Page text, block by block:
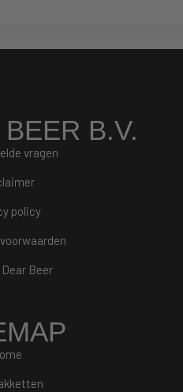
B.V.
vragen
policy
Dear Beer